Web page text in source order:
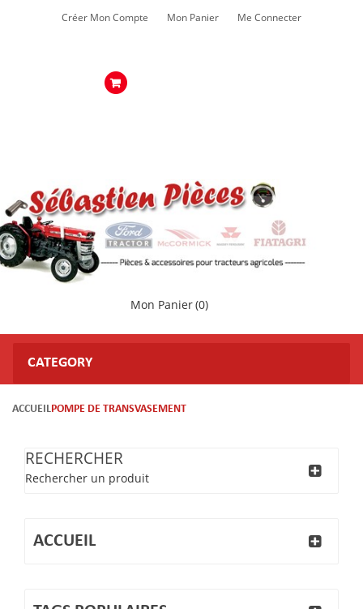
Créer Mon Compte Mon Panier Me Connecter
Mon Panier(0)
CATEGORY
ACCUEILPOMPE DE TRANSVASEMENT
RECHERCHER
Rechercher un produit
ACCUEIL